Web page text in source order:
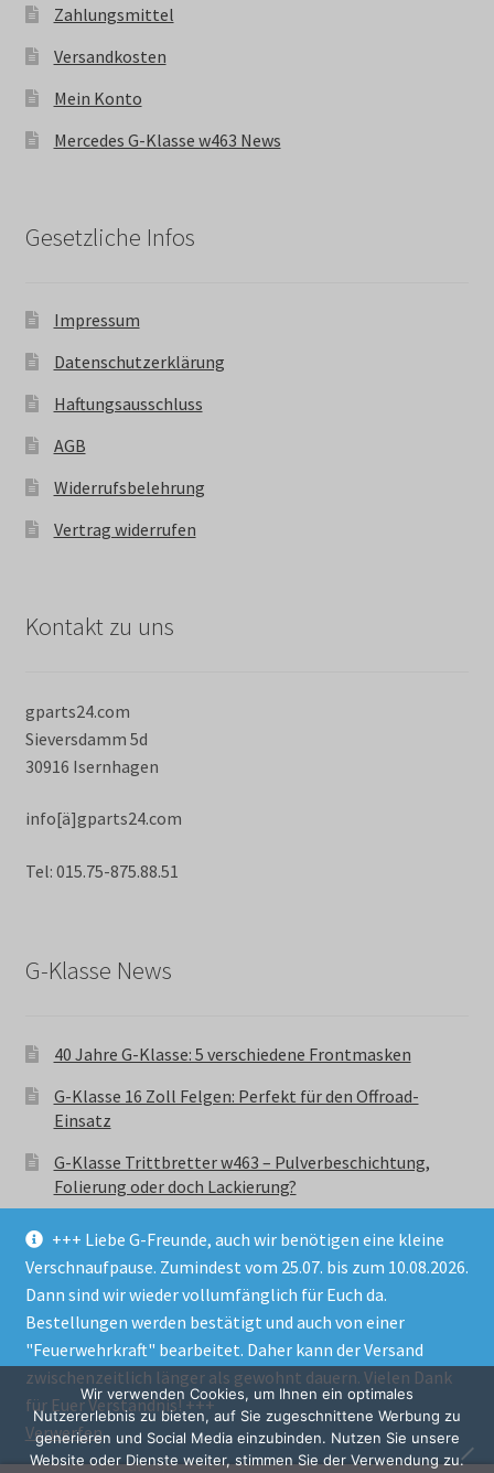
+++ Liebe G-Freunde, auch wir benötigen eine kleine
Verschnaufpause. Zumindest vom 25.07. bis zum 10.08.2026.
Dann sind wir wieder vollumfänglich für Euch da.
Bestellungen werden bestätigt und auch von einer
"Feuerwehrkraft" bearbeitet. Daher kann der Versand
zwischenzeitlich länger als gewohnt dauern. Vielen Dank
für Euer Verständnis! +++
Verwerfen
Zahlungsmittel
Versandkosten
Mein Konto
Mercedes G-Klasse w463 News
Gesetzliche Infos
Impressum
Datenschutzerklärung
Haftungsausschluss
AGB
Widerrufsbelehrung
Vertrag widerrufen
Kontakt zu uns
gparts24.com
Sieversdamm 5d
30916 Isernhagen
info[ä]gparts24.com
Tel: 015.75-875.88.51
G-Klasse News
40 Jahre G-Klasse: 5 verschiedene Frontmasken
G-Klasse 16 Zoll Felgen: Perfekt für den Offroad-
Einsatz
G-Klasse Trittbretter w463 – Pulverbeschichtung,
Folierung oder doch Lackierung?
© GParts24 - G-Klasse w463 Trittbretter, Felgen,
Ersatzteile & Zubebehör.
Datenschutzerklärung
Alle Preise inkl. der gesetzlichen MwSt.
Wir verwenden Cookies, um Ihnen ein optimales
Nutzererlebnis zu bieten, auf Sie zugeschnittene Werbung zu
generieren und Social Media einzubinden. Nutzen Sie unsere
Website oder Dienste weiter, stimmen Sie der Verwendung zu.